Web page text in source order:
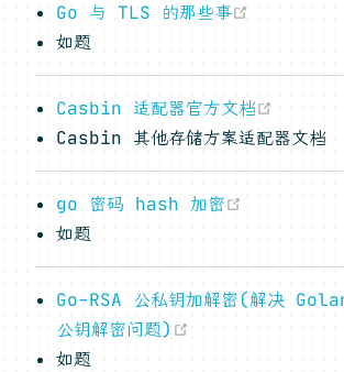
Go 与 TLS 的那些事
如题
Casbin 适配器官方文档
Casbin 其他存储方案适配器文档
go 密码 hash 加密
如题
Go-RSA 公私钥加解密(解决
公钥解密问题)
如题